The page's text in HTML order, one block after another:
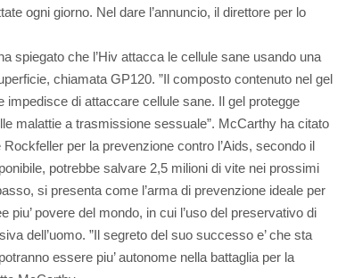
ogni giorno. Nel dare l’annuncio, il direttore per lo
spiegato che l’Hiv attacca le cellule sane usando una
chiamata GP120. ”Il composto contenuto nel gel
impedisce di attaccare cellule sane. Il gel protegge
malattie a trasmissione sessuale”. McCarthy ha citato
per la prevenzione contro l’Aids, secondo il
potrebbe salvare 2,5 milioni di vite nei prossimi
si presenta come l’arma di prevenzione ideale per
piu’ povere del mondo, in cui l’uso del preservativo di
dell’uomo. ”Il segreto del suo successo e’ che sta
essere piu’ autonome nella battaglia per la